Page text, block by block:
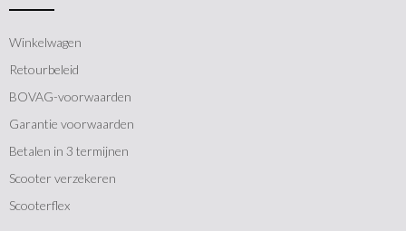
Winkelwagen
Retourbeleid
BOVAG-voorwaarden
Garantie voorwaarden
Betalen in 3 termijnen
Scooter verzekeren
Scooterflex